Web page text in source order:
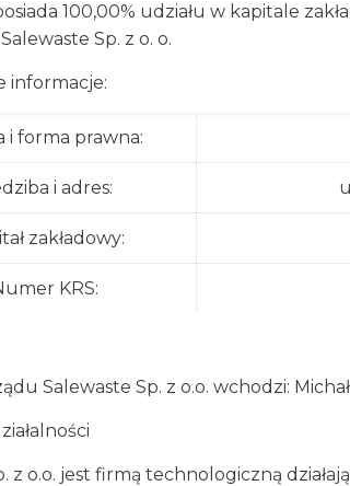
100,00% udziału w kapitale
Sp. z o. o.
informacje:
i forma prawna:
i adres:
zakładowy:
KRS:
Salewaste Sp. z o.o. wchodzi:
z o.o. jest firmą technologiczną